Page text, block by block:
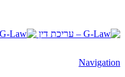
Navigation